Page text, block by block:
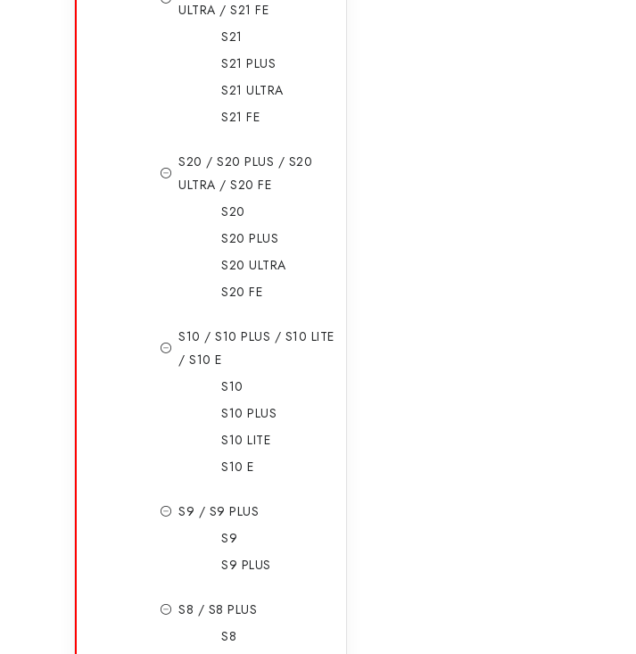
ULTRA / S21 FE
S21
S21 PLUS
S21 ULTRA
S21 FE
S20 / S20 PLUS / S20
ULTRA / S20 FE
S20
S20 PLUS
S20 ULTRA
S20 FE
S10 / S10 PLUS / S10 LITE
/ S10 E
S10
S10 PLUS
S10 LITE
S10 E
S9 / S9 PLUS
S9
S9 PLUS
S8 / S8 PLUS
S8